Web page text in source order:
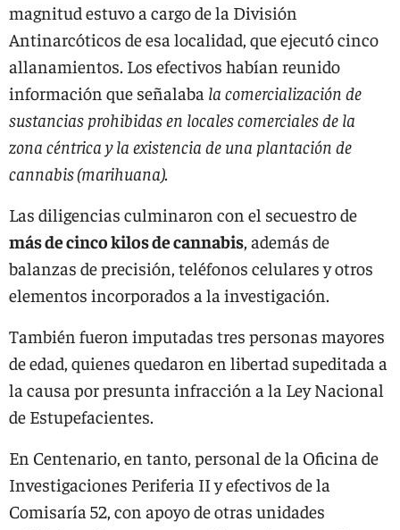
magnitud estuvo a cargo de la División
Antinarcóticos de esa localidad, que ejecutó cinco
allanamientos. Los efectivos habían reunido
información que señalaba la comercialización de
sustancias prohibidas en locales comerciales de la
zona céntrica y la existencia de una plantación de
cannabis (marihuana).
Las diligencias culminaron con el secuestro de
más de cinco kilos de cannabis, además de
balanzas de precisión, teléfonos celulares y otros
elementos incorporados a la investigación.
También fueron imputadas tres personas mayores
de edad, quienes quedaron en libertad supeditada a
la causa por presunta infracción a la Ley Nacional
de Estupefacientes.
En Centenario, en tanto, personal de la Oficina de
Investigaciones Periferia II y efectivos de la
Comisaría 52, con apoyo de otras unidades